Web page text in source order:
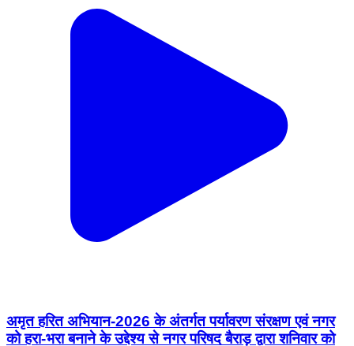
अमृत हरित अभियान-2026 के अंतर्गत पर्यावरण संरक्षण एवं नगर
को हरा-भरा बनाने के उद्देश्य से नगर परिषद बैराड़ द्वारा शनिवार को